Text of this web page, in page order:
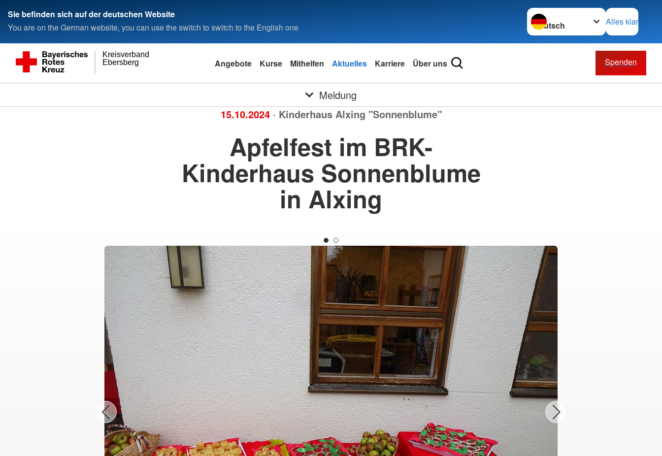
Sie befinden sich auf der deutschen Website
You are on the German website, you can use the switch to switch to the English one
Sprache wechseln zu
Alles klar
Ebersberg
Kreisverband
Angebote Kurse Mithelfen Aktuelles Karriere Über uns Spenden
Meldung
15.10.2024 · Kinderhaus Alxing "Sonnenblume"
Apfelfest im BRK-
Kinderhaus Sonnenblume
in Alxing